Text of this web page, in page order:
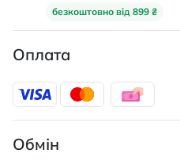
безкоштовно від 899 ₴
Оплата
Обмін